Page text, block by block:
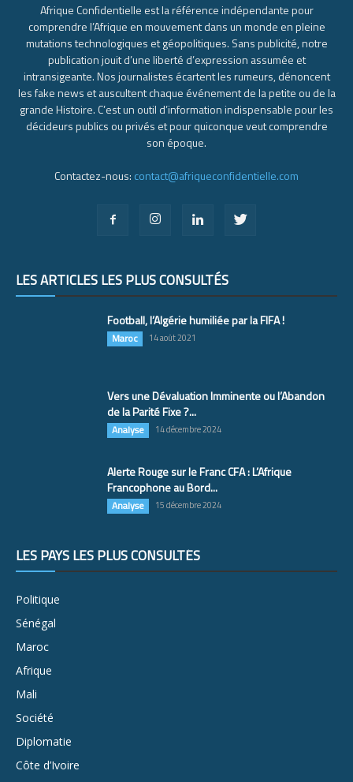
Afrique Confidentielle est la référence indépendante pour
comprendre l’Afrique en mouvement dans un monde en pleine
mutations technologiques et géopolitiques. Sans publicité, notre
publication jouit d’une liberté d’expression assumée et
intransigeante. Nos journalistes écartent les rumeurs, dénoncent
les fake news et auscultent chaque événement de la petite ou de la
grande Histoire. C’est un outil d’information indispensable pour les
décideurs publics ou privés et pour quiconque veut comprendre
son époque.
Contactez-nous: contact@afriqueconfidentielle.com
LES ARTICLES LES PLUS CONSULTÉS
Football, l’Algérie humiliée par la FIFA !
Maroc 14 août 2021
Vers une Dévaluation Imminente ou l’Abandon
de la Parité Fixe ?...
Analyse 14 décembre 2024
Alerte Rouge sur le Franc CFA : L’Afrique
Francophone au Bord...
Analyse 15 décembre 2024
LES PAYS LES PLUS CONSULTÉS
Politique
Sénégal
Maroc
Afrique
Mali
Société
Diplomatie
Côte d’Ivoire